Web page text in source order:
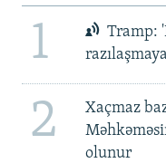
1
Tramp:
2
Xaçmaz
olunur